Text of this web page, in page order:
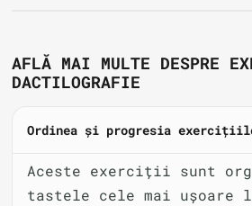
AFLĂ MAI MULTE DESPRE
DACTILOGRAFIE
Ordinea și progresia
Aceste exerciții sunt
tastele cele mai ușoare